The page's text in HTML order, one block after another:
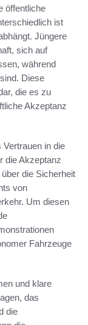
öffentliche
ist
Jüngere
sich auf
während
Diese
die es zu
Akzeptanz
in die
die Akzeptanz
die Sicherheit
von
Um diesen
Fahrzeuge
und klare
das
die